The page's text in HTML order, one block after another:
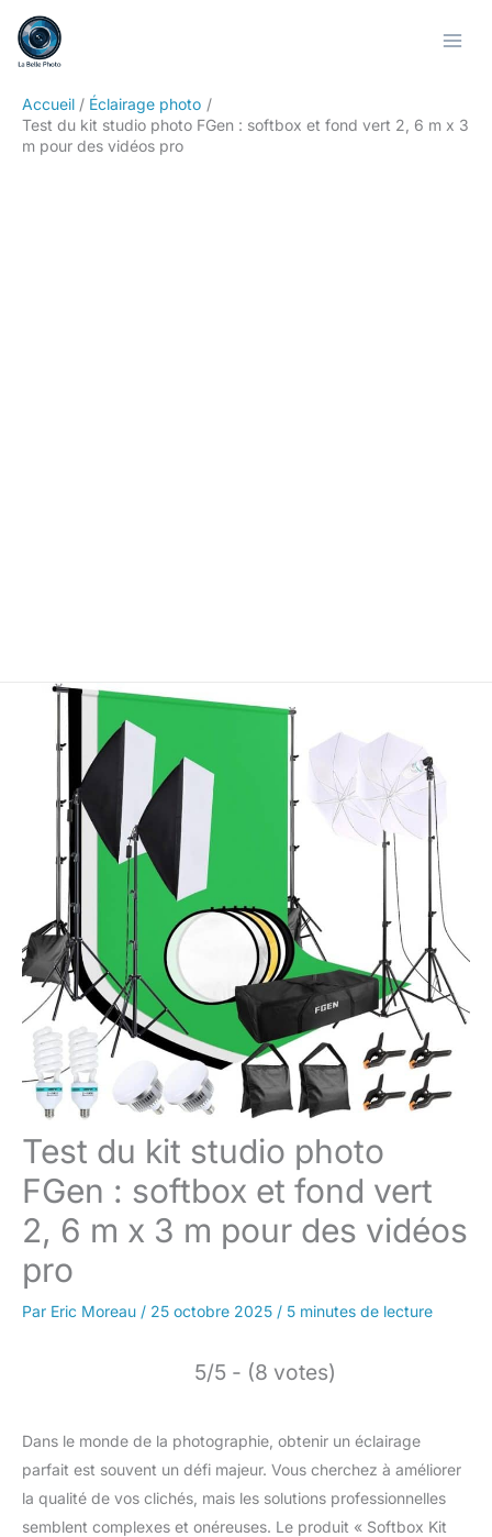
contenu
Accueil
Éclairage photo
Test du kit studio photo FGen : softbox et fond vert 2, 6 m x 3
m pour des vidéos pro
Test du kit studio photo
FGen : softbox et fond vert
2, 6 m x 3 m pour des vidéos
pro
Par Eric Moreau / 25 octobre 2025 / 5 minutes de lecture
5/5 - (8 votes)
Dans le monde de la photographie, obtenir un éclairage
parfait est souvent un défi majeur. Vous cherchez à améliorer
la qualité de vos clichés, mais les solutions professionnelles
semblent complexes et onéreuses. Le produit « Softbox Kit
Rechercher